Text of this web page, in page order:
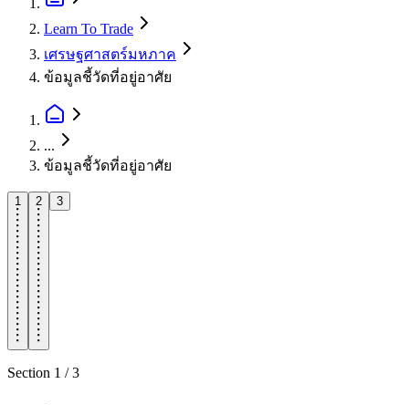
Learn To Trade
เศรษฐศาสตร์มหภาค
ข้อมูลชี้วัดที่อยู่อาศัย
...
ข้อมูลชี้วัดที่อยู่อาศัย
1 2 3
Section 1 /3